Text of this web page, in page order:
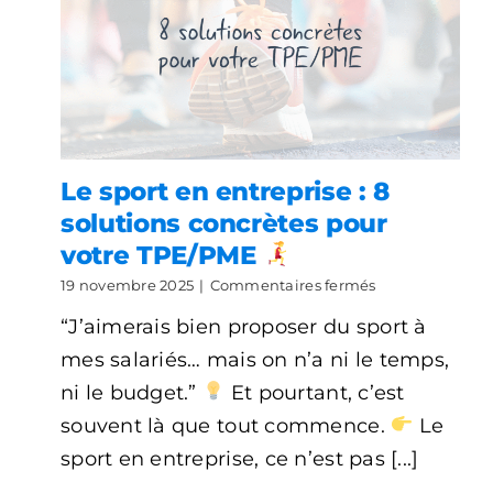
Le sport en entreprise : 8
solutions concrètes pour
votre TPE/PME
19 novembre 2025 | Commentaires ferméssur
sport
entreprise
:
solutions
concrètes
pour
“J’aimerais bien proposer du sport à
mes salariés… mais on n’a ni le temps,
ni le budget.”
Et pourtant, c’est
souvent là que tout commence.
Le
sport en entreprise, ce n’est pas [...]